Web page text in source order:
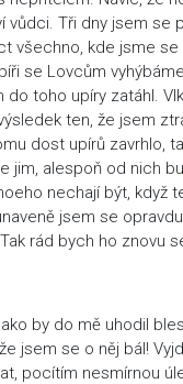
Tři dny jsem se
všechno, kde jsme
se Lovcům
toho upíry zatáhl.
ten, že jsem
dost upírů zavrhlo,
alespoň od nich
nechají být, když
jsem se
rád bych ho znovu
by do mě uhodil
jsem se o něj bál!
pocítím nesmírnou